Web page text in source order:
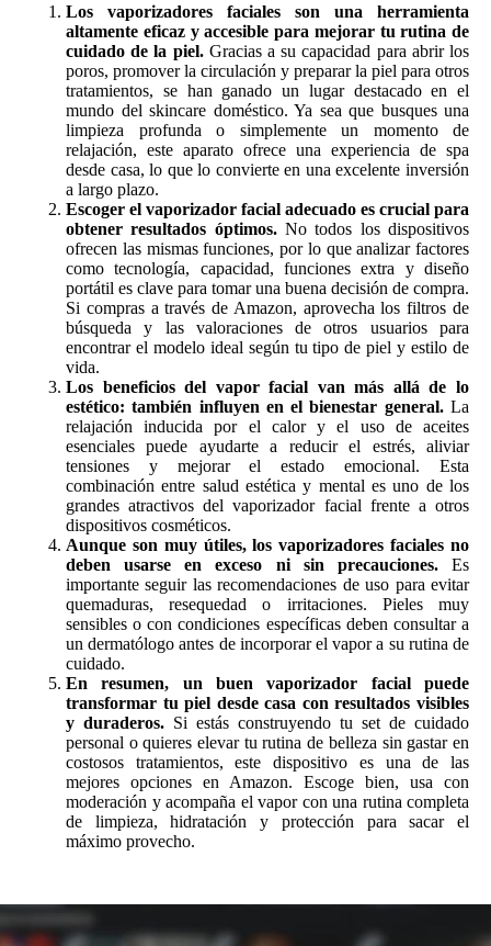
Los vaporizadores faciales son una herramienta
altamente eficaz y accesible para mejorar tu rutina de
cuidado de la piel.Gracias a su capacidad para abrir los
poros, promover la circulación y preparar la piel para otros
tratamientos, se han ganado un lugar destacado en el
mundo del skincare doméstico. Ya sea que busques una
limpieza profunda o simplemente un momento de
relajación, este aparato ofrece una experiencia de spa
desde casa, lo que lo convierte en una excelente inversión
a largo plazo.
Escoger el vaporizador facial adecuado es crucial para
obtener resultados óptimos.No todos los dispositivos
ofrecen las mismas funciones, por lo que analizar factores
como tecnología, capacidad, funciones extra y diseño
portátil es clave para tomar una buena decisión de compra.
Si compras a través de Amazon, aprovecha los filtros de
búsqueda y las valoraciones de otros usuarios para
encontrar el modelo ideal según tu tipo de piel y estilo de
vida.
Los beneficios del vapor facial van más allá de lo
estético: también influyen en el bienestar general.La
relajación inducida por el calor y el uso de aceites
esenciales puede ayudarte a reducir el estrés, aliviar
tensiones y mejorar el estado emocional. Esta
combinación entre salud estética y mental es uno de los
grandes atractivos del vaporizador facial frente a otros
dispositivos cosméticos.
Aunque son muy útiles, los vaporizadores faciales no
deben usarse en exceso ni sin precauciones.Es
importante seguir las recomendaciones de uso para evitar
quemaduras, resequedad o irritaciones. Pieles muy
sensibles o con condiciones específicas deben consultar a
un dermatólogo antes de incorporar el vapor a su rutina de
cuidado.
En resumen, un buen vaporizador facial puede
transformar tu piel desde casa con resultados visibles
y duraderos. Si estás construyendo tu set de cuidado
personal o quieres elevar tu rutina de belleza sin gastar en
costosos tratamientos, este dispositivo es una de las
mejores opciones en Amazon. Escoge bien, usa con
moderación y acompaña el vapor con una rutina completa
de limpieza, hidratación y protección para sacar el
máximo provecho.